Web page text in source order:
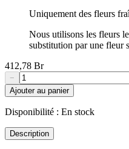
Uniquement des fleurs
Nous utilisons les fleurs
substitution par une fleur
412,78 Br
−
Ajouter au panier
Disponibilité : En stock
Description